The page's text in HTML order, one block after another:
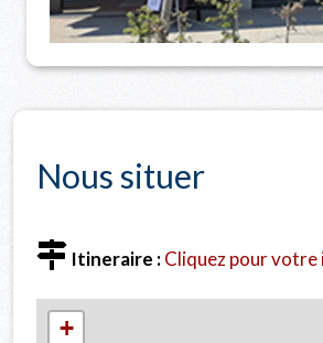
Nous situer
Itineraire :Cliquez pour
+